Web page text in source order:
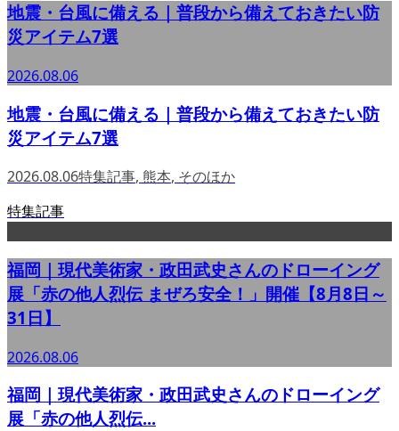
地震・台風に備える｜普段から備えておきたい防
災アイテム7選
2026.08.06
地震・台風に備える｜普段から備えておきたい防
災アイテム7選
2026.08.06特集記事, 熊本, そのほか
特集記事
福岡｜現代美術家・政田武史さんのドローイング
展「赤の他人烈伝 まぜろ安全！」開催【8月8日～
31日】
2026.08.06
福岡｜現代美術家・政田武史さんのドローイング
展「赤の他人烈伝...